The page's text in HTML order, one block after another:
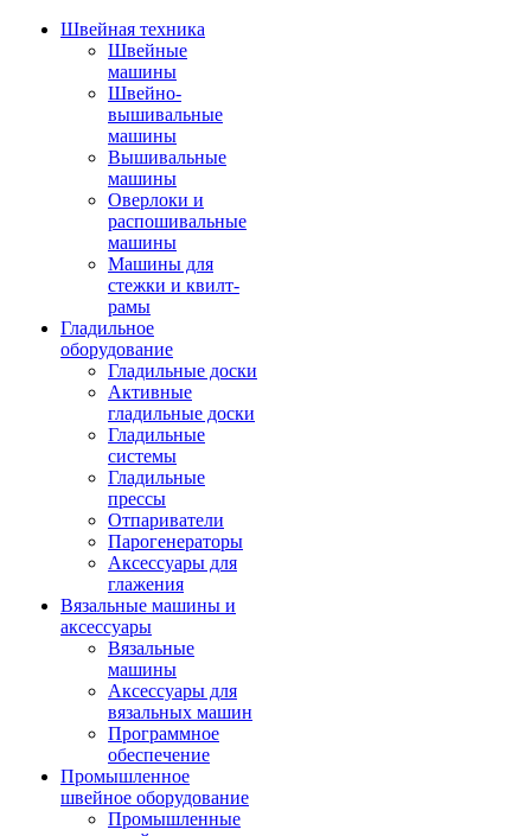
Швейная техника
Швейные
машины
Швейно-
вышивальные
машины
Вышивальные
машины
Оверлоки и
распошивальные
машины
Машины для
стежки и квилт-
рамы
Гладильное
оборудование
Гладильные доски
Активные
гладильные доски
Гладильные
системы
Гладильные
прессы
Отпариватели
Парогенераторы
Аксессуары для
глажения
Вязальные машины и
аксессуары
Вязальные
машины
Аксессуары для
вязальных машин
Программное
обеспечение
Промышленное
швейное оборудование
Промышленные